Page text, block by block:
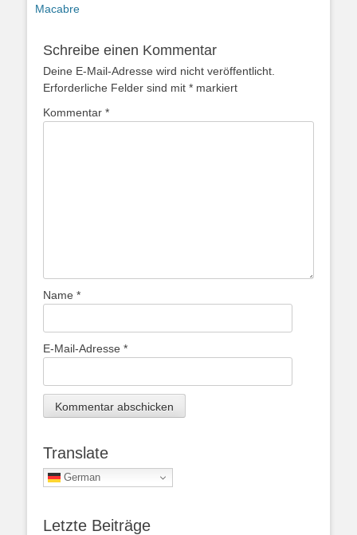
Beitrag:
Macabre
Schreibe einen Kommentar
Deine E-Mail-Adresse wird nicht veröffentlicht.
Erforderliche Felder sind mit * markiert
Kommentar *
Name *
E-Mail-Adresse *
Translate
German
Letzte Beiträge